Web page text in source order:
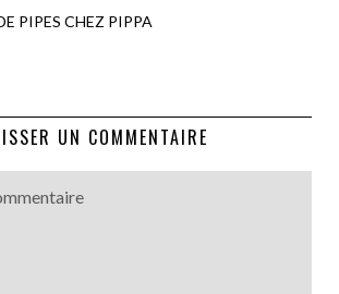
PIPES CHEZ PIPPA
UN COMMENTAIRE